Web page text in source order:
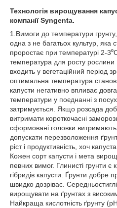
Технологія вирощування
компанії Syngenta.
1.Вимоги до температури грунту,
одна з не багатьох культур, яка
проростає при температурі 2-
температура для росту
входить у вегетаційний період
оптимальна температура
капусти негативно впливає
температури у поєднанні з
затримується. Якщо розсада
витримати короткочасні
сформовані головки
допускати перезволоження
ріст і продуктивність, хоч
Кожен сорт капусти і мета
певних вимог. Глинисті грунти
гібридів капусти. Ґрунти добре
швидко дозріває.
вирощувати на ґрунтах з
Найкраща кислотність ґрунту